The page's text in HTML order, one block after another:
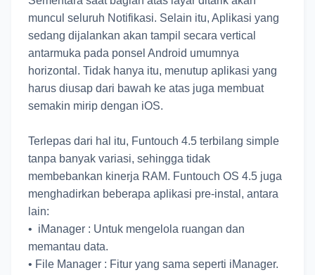
muncul seluruh Notifikasi. Selain itu, Aplikasi yang
sedang dijalankan akan tampil secara vertical
antarmuka pada ponsel Android umumnya
horizontal. Tidak hanya itu, menutup aplikasi yang
harus diusap dari bawah ke atas juga membuat
semakin mirip dengan iOS.
Terlepas dari hal itu, Funtouch 4.5 terbilang simple
tanpa banyak variasi, sehingga tidak
membebankan kinerja RAM. Funtouch OS 4.5 juga
menghadirkan beberapa aplikasi pre-instal, antara
lain:
• iManager : Untuk mengelola ruangan dan
memantau data.
• File Manager : Fitur yang sama seperti iManager.